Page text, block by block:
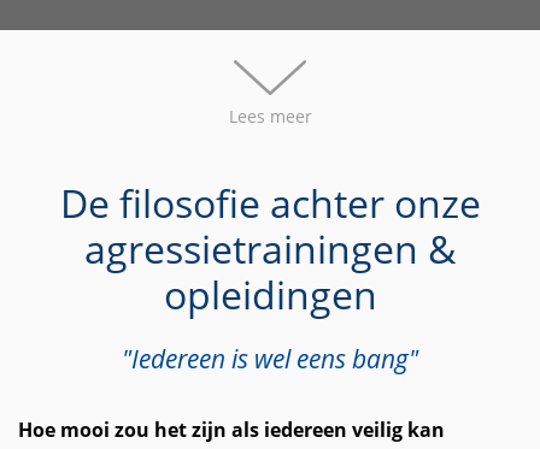
Lees meer
De filosofie achter onze
agressietrainingen &
opleidingen
"Iedereen is wel eens bang"
Hoe mooi zou het zijn als iedereen veilig kan